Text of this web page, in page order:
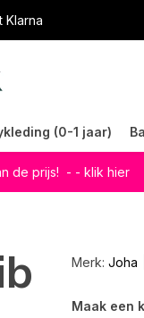
Klarna
(0-1 jaar)
de prijs! - - klik hier
Merk: Joha
Maak een